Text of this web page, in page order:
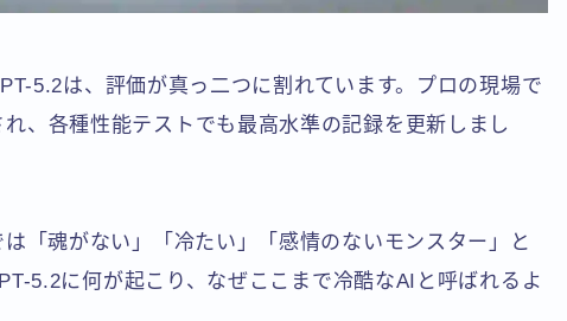
5.2は、評価が真っ二つに割れています。プロの現場で
、各種性能テストでも最高水準の記録を更新しまし
「魂がない」「冷たい」「感情のないモンスター」と
5.2に何が起こり、なぜここまで冷酷なAIと呼ばれるよ